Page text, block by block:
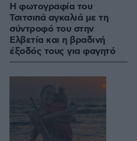
Η φωτογραφία του
Τσιτσιπά αγκαλιά με τη
σύντροφό του στην
Ελβετία και η βραδινή
έξοδός τους για φαγητό